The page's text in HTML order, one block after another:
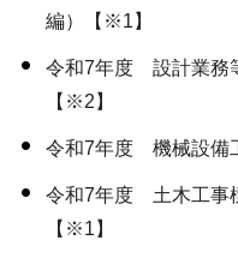
編）【※1】
令和7年度 設計業務
【※2】
令和7年度 機械設備
令和7年度 土木工事
【※1】